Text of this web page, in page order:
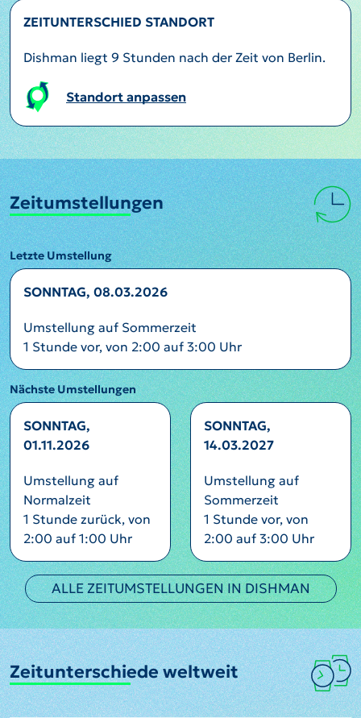
ZEITUNTERSCHIED STANDORT
Dishman liegt 9 Stunden nach der Zeit von Berlin.
Standort anpassen
Zeitumstellungen
Letzte Umstellung
SONNTAG, 08.03.2026
Umstellung auf Sommerzeit
1 Stunde vor, von 2:00 auf 3:00 Uhr
Nächste Umstellungen
SONNTAG,
01.11.2026
Umstellung auf
Normalzeit
1 Stunde zurück, von
2:00 auf 1:00 Uhr
SONNTAG,
14.03.2027
Umstellung auf
Sommerzeit
1 Stunde vor, von
2:00 auf 3:00 Uhr
ALLE ZEITUMSTELLUNGEN IN DISHMAN
Zeitunterschiede weltweit